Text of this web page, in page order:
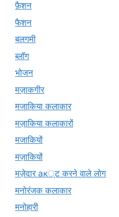
फ़ैशन
फैशन
बलगमी
ब्लॉग
भोजन
मज़ाकगीर
मजाकिया कलाकार
मज़ाकिया कलाकारों
मजाकियों
मज़ाकियों
मज़ेदार ак्ट करने वाले लोग
मनोरंजक कलाकार
मनोहारी